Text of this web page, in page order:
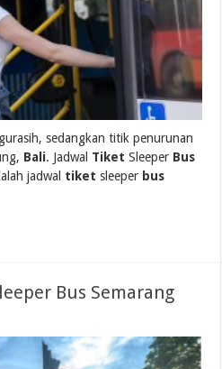
sedangkan titik penurunan
Bali. Jadwal Tiket Sleeper Bus
jadwal tiket sleeper bus
Bus Semarang